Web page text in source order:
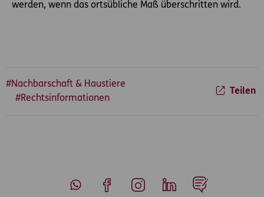
werden, wenn das ortsübliche Maß überschritten wird.
#Nachbarschaft & Haustiere
#Rechtsinformationen
Teilen